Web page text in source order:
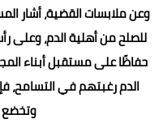
وعن ملابسات القضية، أشار
للصلح من أهلية الدم، وعلى
حفاظًا على مستقبل أبناء
الدم رغبتهم في التسامح،
وتخضع